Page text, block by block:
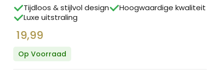
Tijdloos & stijlvol design
Hoogwaardige kwaliteit
Luxe uitstraling
19,99
Op Voorraad